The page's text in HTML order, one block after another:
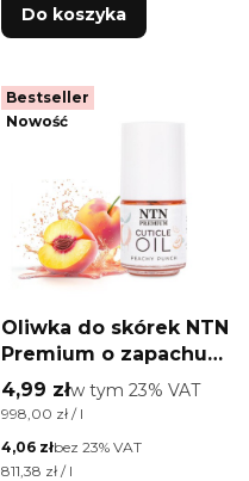
Do koszyka
Bestseller
Nowość
Oliwka do skórek NTN
Premium o zapachu
Peachy Punch 5 ml
Cena brutto
4,99 złw tym %s VAT
w tym 23% VAT
Cena jednostkowa brutto
998,00 zł / l
Cena netto
4,06 złbez 23% VAT
Cena jednostkowa netto
811,38 zł / l